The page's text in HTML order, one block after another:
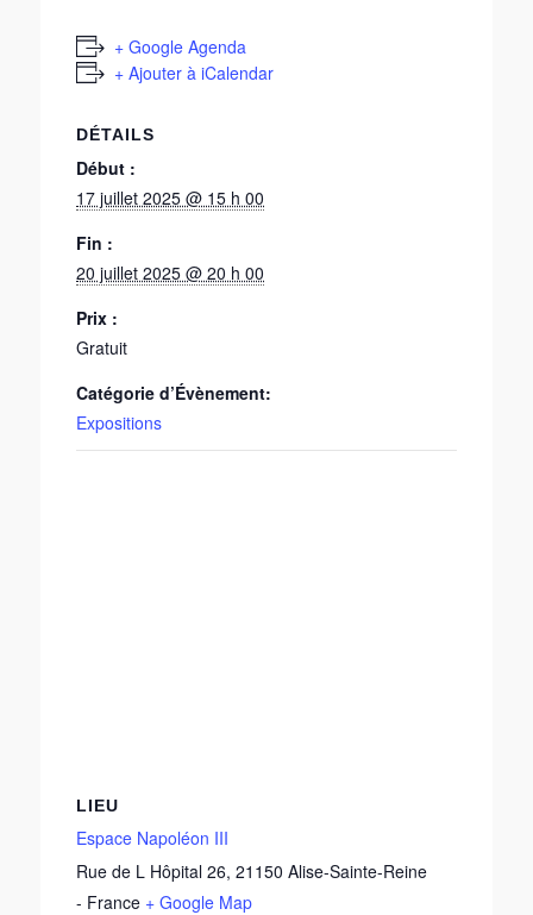
+ Google Agenda
+ Ajouter à iCalendar
DÉTAILS
Début :
17 juillet 2025 @ 15 h 00
Fin :
20 juillet 2025 @ 20 h 00
Prix :
Gratuit
Catégorie d’Évènement:
Expositions
LIEU
Espace Napoléon III
Rue de L Hôpital 26, 21150 Alise-Sainte-Reine
- France + Google Map